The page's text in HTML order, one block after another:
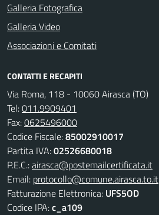
Galleria Fotografica
Galleria Video
Associazioni e Comitati
CONTATTI E RECAPITI
Via Roma, 118 - 10060 Airasca (TO)
Tel:011.9909401
Fax:0625496000
Codice Fiscale:85002910017
Partita IVA:02526680018
P.E.C.:airasca@postemailcertificata.it
Email: protocollo@comune.airasca.to.it
Fatturazione Elettronica: UFS5OD
Codice IPA:c_a109